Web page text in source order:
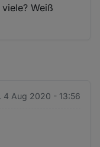
Weiß
4 Aug 2020 - 13:56